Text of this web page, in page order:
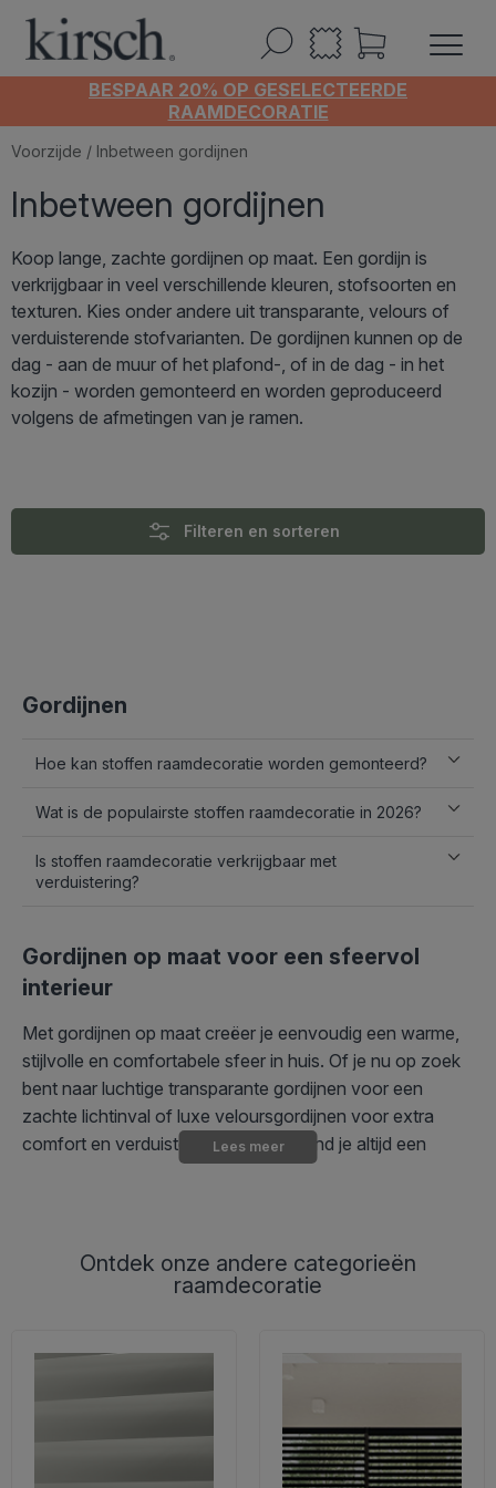
BESPAAR 20% OP GESELECTEERDE
RAAMDECORATIE
Voorzijde / Inbetween gordijnen
Inbetween gordijnen
Koop lange, zachte gordijnen op maat. Een gordijn is
verkrijgbaar in veel verschillende kleuren, stofsoorten en
texturen. Kies onder andere uit transparante, velours of
verduisterende stofvarianten. De gordijnen kunnen op de
dag - aan de muur of het plafond-, of in de dag - in het
kozijn - worden gemonteerd en worden geproduceerd
volgens de afmetingen van je ramen.
Filteren en sorteren
Ontdek onze andere categorieën
raamdecoratie
Gordijnen op maat voor een sfeervol
interieur
Met gordijnen op maat creëer je eenvoudig een warme,
stijlvolle en comfortabele sfeer in huis. Of je nu op zoek
bent naar luchtige transparante gordijnen voor een
zachte lichtinval of luxe veloursgordijnen voor extra
comfort en verduistering, bij Kirsch vind je altijd een
oplossing die perfect past bij jouw interieur.
ramen, schuifpuien of terrasdeuren. Bovendien zijn alle
stoffen verkrijgbaar in diverse kleuren, waardoor je jouw
woonstijl.
Gordijnen
Hoe kan stoffen raamdecoratie worden gemonteerd?
Wat is de populairste stoffen raamdecoratie in 2026?
Is stoffen raamdecoratie verkrijgbaar met
verduistering?
Lees meer